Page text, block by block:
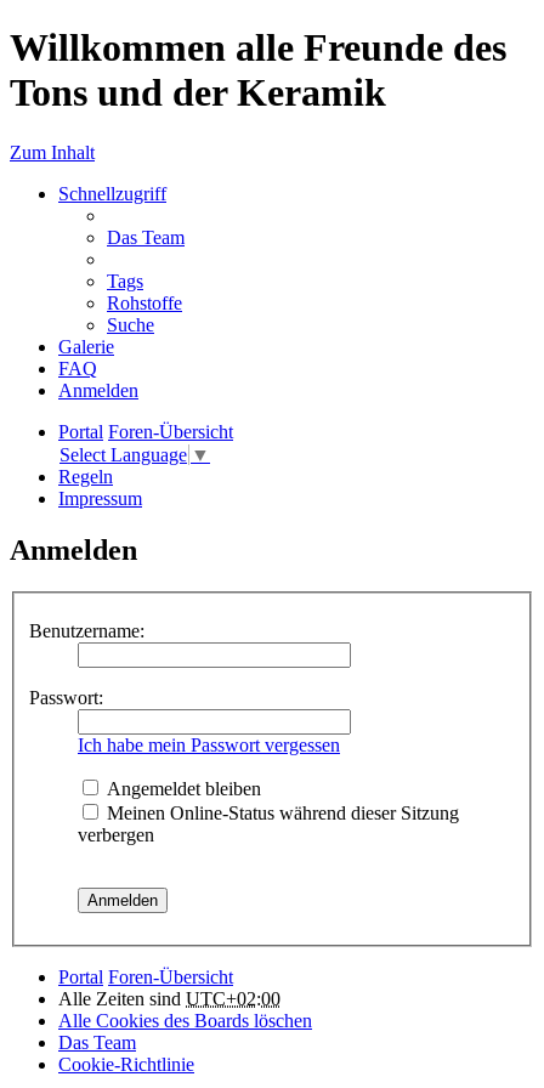
Willkommen alle Freunde des
Tons und der Keramik
Zum Inhalt
Schnellzugriff
Das Team
Tags
Rohstoffe
Suche
Galerie
FAQ
Anmelden
Portal Foren-Übersicht
Select Language ▼
Regeln
Impressum
Anmelden
Benutzername:
Passwort:
Ich habe mein Passwort vergessen
Angemeldet bleiben
Meinen Online-Status während dieser Sitzung
verbergen
Portal Foren-Übersicht
Alle Zeiten sind UTC+02:00
Alle Cookies des Boards löschen
Das Team
Cookie-Richtlinie